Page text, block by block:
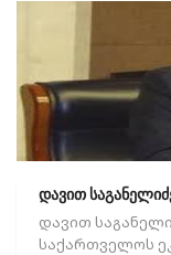
დავით
დავით
საქართველოს